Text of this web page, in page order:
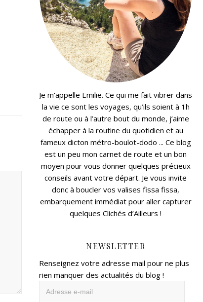
Je m'appelle Emilie. Ce qui me fait vibrer dans
la vie ce sont les voyages, qu’ils soient à 1h
de route ou à l’autre bout du monde, j’aime
échapper à la routine du quotidien et au
fameux dicton métro-boulot-dodo ... Ce blog
est un peu mon carnet de route et un bon
moyen pour vous donner quelques précieux
conseils avant votre départ. Je vous invite
donc à boucler vos valises fissa fissa,
embarquement immédiat pour aller capturer
quelques Clichés d’Ailleurs !
NEWSLETTER
Renseignez votre adresse mail pour ne plus
rien manquer des actualités du blog !